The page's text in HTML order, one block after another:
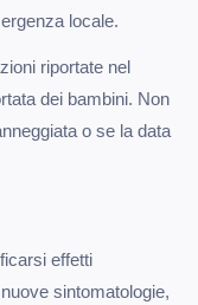
locale.
riportate nel
dei bambini. Non
o se la data
effetti
sintomatologie,